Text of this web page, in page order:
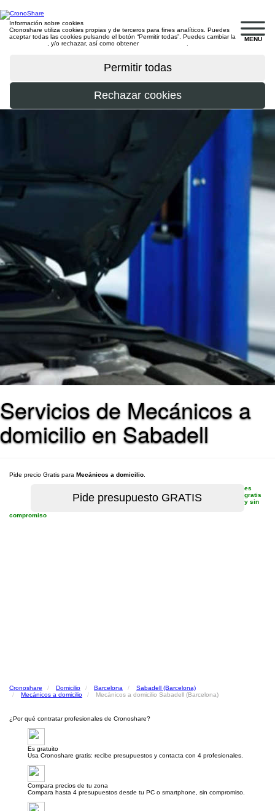
MENU
Información sobre cookies
Cronoshare utiliza cookies propias y de terceros para fines analíticos. Puedes
aceptar todas las cookies pulsando el botón “Permitir todas”. Puedes cambiar la
, y/o rechazar, así como obtener
Servicios de Mecánicos a
domicilio en Sabadell
Pide precio Gratis para Mecánicos a domicilio
es
gratis
y sin
compromiso
Cronoshare Domicilio Barcelona
Sabadell (Barcelona)
Mecánicos a domicilio
Mecánicos a domicilio Sabadell (Barcelona)
¿Por qué contratar profesionales de Cronoshare?
Es gratuito
Usa Cronoshare gratis: recibe presupuestos y contacta con 4 profesionales.
Compara precios de tu zona
Compara hasta 4 presupuestos desde tu PC o smartphone, sin compromiso.